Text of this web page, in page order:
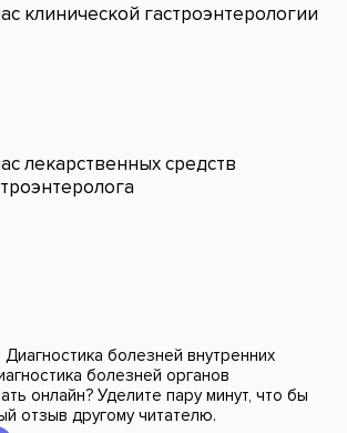
клинической гастроэнтерологии
лекарственных средств
болезней внутренних
болезней органов
онлайн? Уделите пару минут, что бы
отзыв другому читателю.